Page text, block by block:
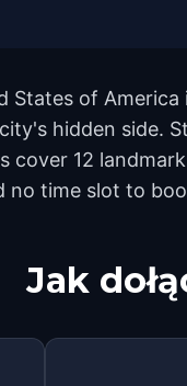
of
hidden side.
cover 12
no time slot to
Jak